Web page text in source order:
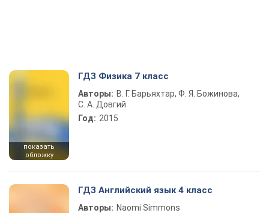
показать
обложку
ГДЗ Физика 7 класс
Авторы: В. Г. Барьяхтар, Ф. Я. Божинова,
С. А. Довгий
Год: 2015
ГДЗ Английский язык 4 класс
Авторы: Naomi Simmons